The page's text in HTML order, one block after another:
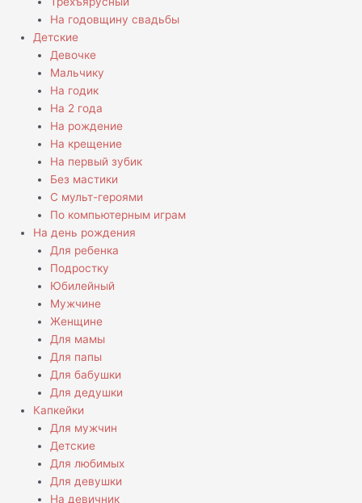
На годовщину свадьбы
Детские
Девочке
Мальчику
На годик
На 2 года
На рождение
На крещение
На первый зубик
Без мастики
С мульт-героями
По компьютерным играм
На день рождения
Для ребенка
Подростку
Юбилейный
Мужчине
Женщине
Для мамы
Для папы
Для бабушки
Для дедушки
Капкейки
Для мужчин
Детские
Для любимых
Для девушки
На девичник